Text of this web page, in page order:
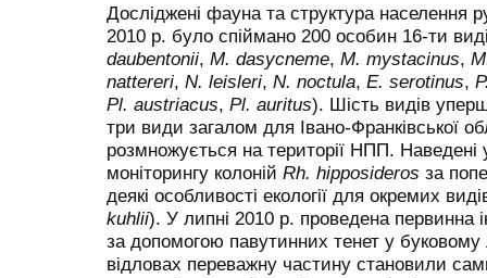
Досліджені фауна та структура населення
2010 р. було спіймано 200 особин 16-ти
daubentonii, M. dasycneme, M. mystacinus,
nattereri, N. leisleri, N. noctula, E. serotinus,
Pl. austriacus, Pl. auritus). Шість видів
три види загалом для Івано-Франківської
розмножується на території НПП. Наведені
моніторингу колоній Rh. hipposideros за
деякі особливості екології для окремих
kuhlii). У липні 2010 р. проведена первинна
за допомогою павутинних тенет у
відловах переважну частину становили